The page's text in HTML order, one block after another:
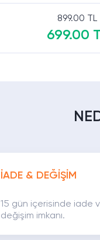
899.00 TL
699.00
İADE & DEĞİŞİM
15 gün içerisinde iade
değişim imkanı.